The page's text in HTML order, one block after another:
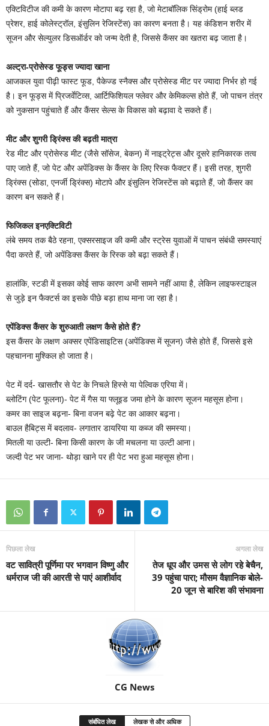
एक्टिविटीज की कमी के कारण मोटापा बढ़ रहा है, जो मेटाबॉलिक सिंड्रोम (हाई ब्लड
प्रेशर, हाई कोलेस्ट्रॉल, इंसुलिन रेजिस्टेंस) का कारण बनता है। यह कंडिशन शरीर में
सूजन और सेल्युलर डिसऑर्डर को जन्म देती है, जिससे कैंसर का खतरा बढ़ जाता है।
अल्ट्रा-प्रोसेस्ड फूड्स ज्यादा खाना
आजकल युवा पीढ़ी फास्ट फूड, पैकेज्ड स्नैक्स और प्रोसेस्ड मीट पर ज्यादा निर्भर हो गई
है। इन फूड्स में प्रिजर्वेटिव्स, आर्टिफिशियल फ्लेवर और केमिकल्स होते हैं, जो पाचन तंत्र
को नुकसान पहुंचाते हैं और कैंसर सेल्स के विकास को बढ़ावा दे सकते हैं।
मीट और शुगरी ड्रिंक्स की बढ़ती मात्रा
रेड मीट और प्रोसेस्ड मीट (जैसे सॉसेज, बेकन) में नाइट्रेट्स और दूसरे हानिकारक तत्व
पाए जाते हैं, जो पेट और अपेंडिक्स के कैंसर के लिए रिस्क फैक्टर हैं। इसी तरह, शुगरी
ड्रिंक्स (सोडा, एनर्जी ड्रिंक्स) मोटापे और इंसुलिन रेजिस्टेंस को बढ़ाते हैं, जो कैंसर का
कारण बन सकते हैं।
फिजिकल इनएक्टिविटी
लंबे समय तक बैठे रहना, एक्सरसाइज की कमी और स्ट्रेस युवाओं में पाचन संबंधी समस्याएं
पैदा करते हैं, जो अपेंडिक्स कैंसर के रिस्क को बढ़ा सकते हैं।
हालांकि, स्टडी में इसका कोई साफ कारण अभी सामने नहीं आया है, लेकिन लाइफस्टाइल
से जुड़े इन फैक्टर्स का इसके पीछे बड़ा हाथ माना जा रहा है।
एपेंडिक्स कैंसर के शुरुआती लक्षण कैसे होते हैं?
इस कैंसर के लक्षण अक्सर एपेंडिसाइटिस (अपेंडिक्स में सूजन) जैसे होते हैं, जिससे इसे
पहचानना मुश्किल हो जाता है।
पेट में दर्द- खासतौर से पेट के निचले हिस्से या पेल्विक एरिया में।
ब्लोटिंग (पेट फूलना)- पेट में गैस या फ्लूइड जमा होने के कारण सूजन महसूस होना।
कमर का साइज बढ़ना- बिना वजन बढ़े पेट का आकार बढ़ना।
बाउल हैबिट्स में बदलाव- लगातार डायरिया या कब्ज की समस्या।
मितली या उल्टी- बिना किसी कारण के जी मचलना या उल्टी आना।
जल्दी पेट भर जाना- थोड़ा खाने पर ही पेट भरा हुआ महसूस होना।
पिछला लेख
वट सावित्री पूर्णिमा पर भगवान विष्णु और
धर्मराज जी की आरती से पाएं आशीर्वाद
अगला लेख
तेज धूप और उमस से लोग रहे बेचैन,
39 पहुंचा पारा; मौसम वैज्ञानिक बोले-
20 जून से बारिश की संभावना
CG News
संबंधित लेख लेखक से और अधिक